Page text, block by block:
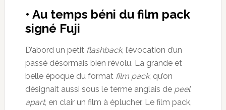
• Au temps béni du film pack
signé Fuji
D’abord un petit flashback, l’évocation d’un
passé désormais bien révolu. La grande et
belle époque du format film pack, qu’on
désignait aussi sous le terme anglais de peel
apart, en clair un film à éplucher. Le film pack,